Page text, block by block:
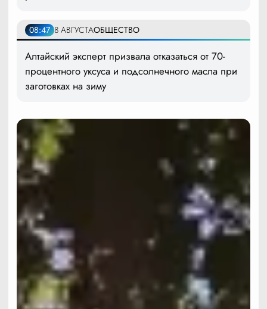
08:47 8 АВГУСТАОБЩЕСТВО
Алтайский эксперт призвала отказаться от 70-
процентного уксуса и подсолнечного масла при
заготовках на зиму